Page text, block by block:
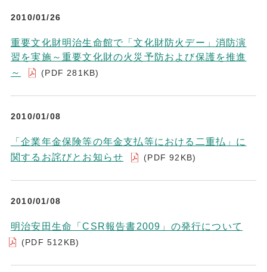
2010/01/26
重要文化財明治生命館で「文化財防火デー」消防演
習を実施～重要文化財の火災予防および保護を推進
～
(PDF 281KB)
2010/01/08
「企業年金保険等の年金支払等における二重払」に
関するお詫びとお知らせ
(PDF 92KB)
2010/01/08
明治安田生命「CSR報告書2009」の発行について
(PDF 512KB)